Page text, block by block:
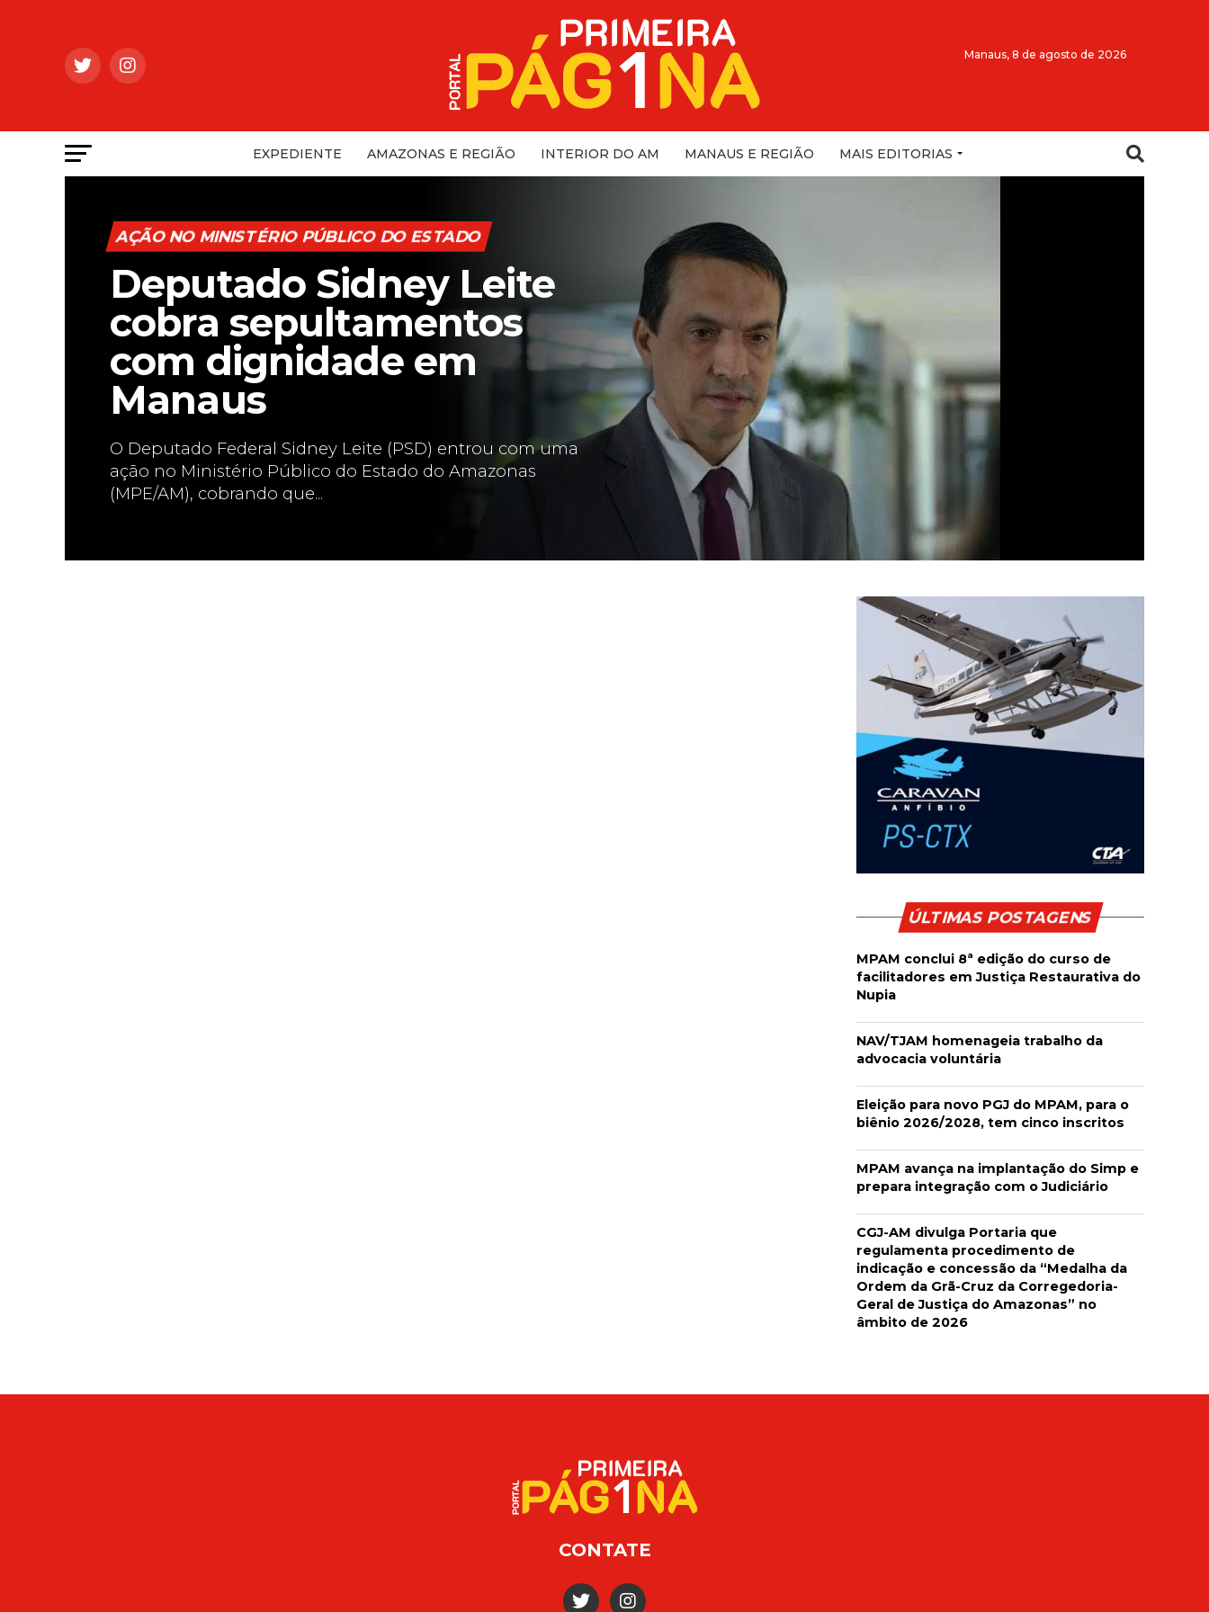
Manaus, 8 de agosto de 2026
EXPEDIENTE AMAZONAS E REGIÃO INTERIOR DO AM MANAUS E REGIÃO MAIS EDITORIAS
AÇÃO NO MINISTÉRIO PÚBLICO DO ESTADO
Deputado Sidney Leite
cobra sepultamentos
com dignidade em
Manaus
O Deputado Federal Sidney Leite (PSD) entrou com uma
ação no Ministério Público do Estado do Amazonas
(MPE/AM), cobrando que...
ÚLTIMAS POSTAGENS
MPAM conclui 8ª edição do curso de
facilitadores em Justiça Restaurativa do
Nupia
NAV/TJAM homenageia trabalho da
advocacia voluntária
Eleição para novo PGJ do MPAM, para o
biênio 2026/2028, tem cinco inscritos
MPAM avança na implantação do Simp e
prepara integração com o Judiciário
CGJ-AM divulga Portaria que
regulamenta procedimento de
indicação e concessão da “Medalha da
Ordem da Grã-Cruz da Corregedoria-
Geral de Justiça do Amazonas” no
âmbito de 2026
CONTATE